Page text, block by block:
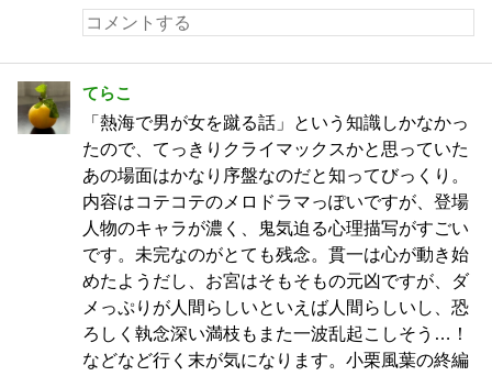
てらこ
「熱海で男が女を蹴る話」という知識しかなかっ
たので、てっきりクライマックスかと思っていた
あの場面はかなり序盤なのだと知ってびっくり。
内容はコテコテのメロドラマっぽいですが、登場
人物のキャラが濃く、鬼気迫る心理描写がすごい
です。未完なのがとても残念。貫一は心が動き始
めたようだし、お宮はそもそもの元凶ですが、ダ
メっぷりが人間らしいといえば人間らしいし、恐
ろしく執念深い満枝もまた一波乱起こしそう…！
などなど行く末が気になります。小栗風葉の終編